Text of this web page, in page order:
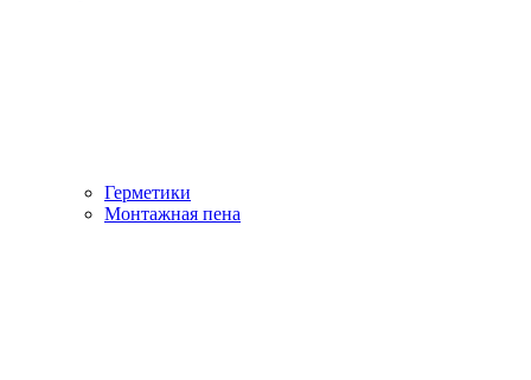
Герметики
Монтажная пена